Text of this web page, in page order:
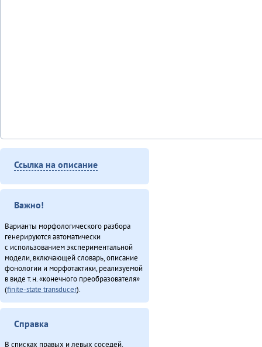
Ссылка на описание
Важно!
Варианты морфологического разбора
генерируются автоматически
с использованием экспериментальной
модели, включающей словарь, описание
фонологии и морфотактики, реализуемой
в виде т.н. «конечного преобразователя»
(finite-state transducer).
Справка
В списках правых и левых соседей,